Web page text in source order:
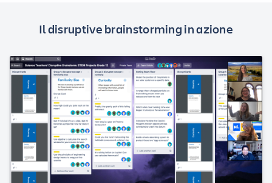
Il disruptive brainstorming in azione